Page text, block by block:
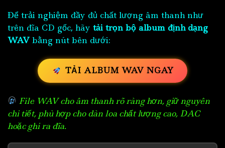
Để trải nghiệm đầy đủ chất lượng âm thanh như
trên đĩa CD gốc, hãy tải trọn bộ album định dạng
WAV bằng nút bên dưới:
TẢI ALBUM WAV NGAY
File WAV cho âm thanh rõ ràng hơn, giữ nguyên
chi tiết, phù hợp cho dàn loa chất lượng cao, DAC
hoặc ghi ra đĩa.